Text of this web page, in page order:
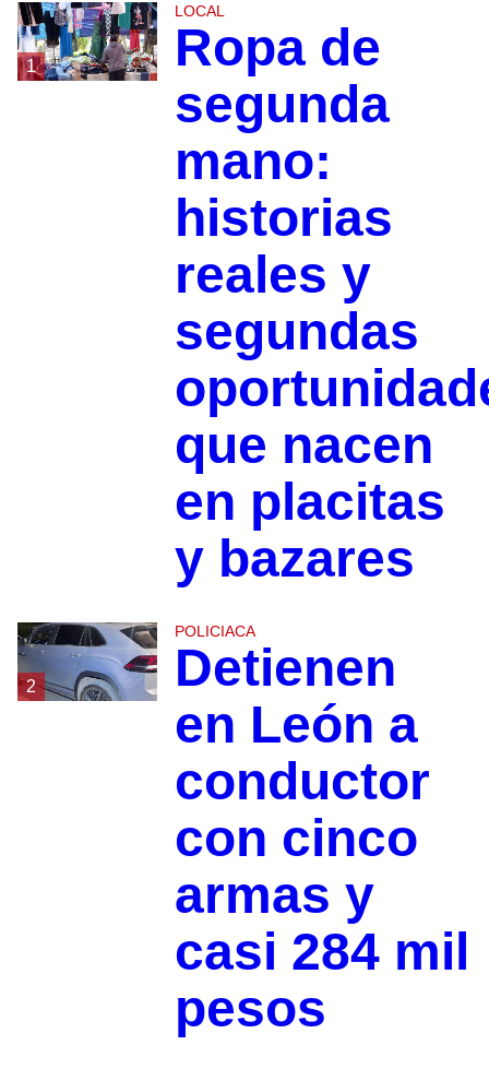
1
LOCAL
Ropa de
segunda
mano:
historias
reales y
segundas
que nacen
en placitas
y bazares
2
POLICIACA
Detienen
en León a
conductor
con cinco
armas y
casi 284 mil
pesos